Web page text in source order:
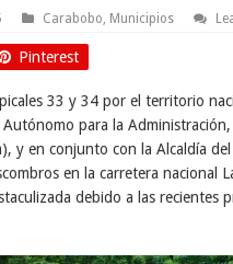
Carabobo Municipios
Pinterest
33 y 34 por el territorio
para la
y en conjunto con la Alcaldía
en la carretera nacional
debido a las recientes